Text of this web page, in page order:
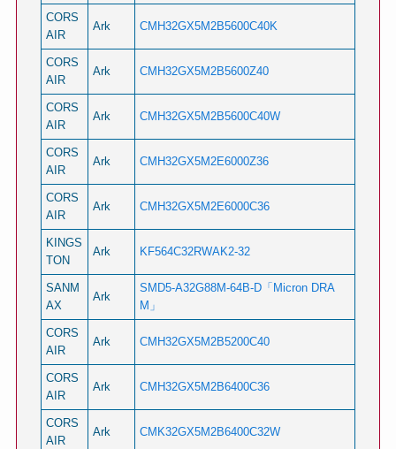
CORS
AIR
Ark CMH32GX5M2B5600C40K
CORS
AIR
Ark CMH32GX5M2B5600Z40
CORS
AIR
Ark CMH32GX5M2B5600C40W
CORS
AIR
Ark CMH32GX5M2E6000Z36
CORS
AIR
Ark CMH32GX5M2E6000C36
KINGS
TON
Ark KF564C32RWAK2-32
SANM
AX
Ark
SMD5-A32G88M-64B-D「Micron DRA
M」
CORS
AIR
Ark CMH32GX5M2B5200C40
CORS
AIR
Ark CMH32GX5M2B6400C36
CORS
AIR
Ark CMK32GX5M2B6400C32W